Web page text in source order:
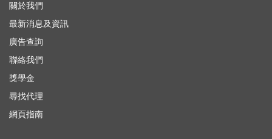
關於我們
最新消息及資訊
廣告查詢
聯絡我們
獎學金
尋找代理
網頁指南